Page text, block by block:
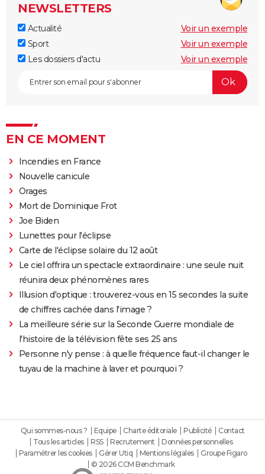
NEWSLETTERS
Actualité
Voir un exemple
Sport
Voir un exemple
Les dossiers d'actu
Voir un exemple
EN CE MOMENT
Incendies en France
Nouvelle canicule
Orages
Mort de Dominique Frot
Joe Biden
Lunettes pour l'éclipse
Carte de l'éclipse solaire du 12 août
Le ciel offrira un spectacle extraordinaire : une seule nuit
réunira deux phénomènes rares
Illusion d'optique : trouverez-vous en 15 secondes la suite
de chiffres cachée dans l'image ?
La meilleure série sur la Seconde Guerre mondiale de
l'histoire de la télévision fête ses 25 ans
Personne n'y pense : à quelle fréquence faut-il changer le
tuyau de la machine à laver et pourquoi ?
Qui sommes-nous ? Equipe Charte éditoriale Publicité
Contact
Tous les articles
RSS Recrutement
Données personnelles
Paramétrer les cookies
Gérer Utiq Mentions légales
Groupe Figaro
© 2026 CCM Benchmark